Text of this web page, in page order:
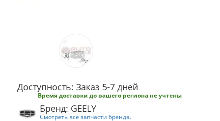
Доступность: Заказ 5-7 дней
Время доставки до вашего региона не учтены
Бренд: GEELY
Смотреть все запчасти бренда.